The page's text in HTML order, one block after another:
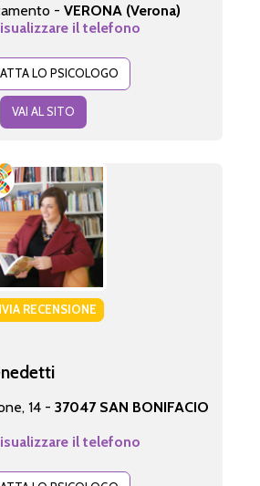
- VERONA (Verona)
il telefono
LO PSICOLOGO
VAI AL SITO
RECENSIONE
14 - 37047 SAN BONIFACIO
il telefono